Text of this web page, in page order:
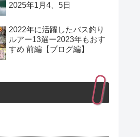
2025年1月4、5日
2022年に活躍したバス釣り
ルアー13選ー2023年もおす
すめ 前編【ブログ編】